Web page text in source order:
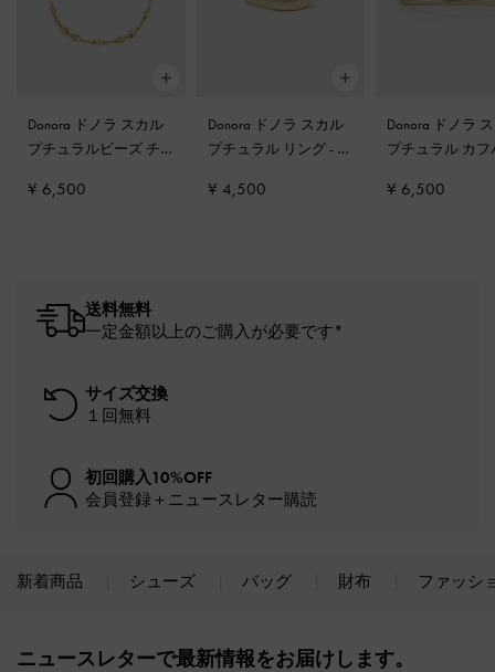
Donora ドノラ スカル
プチュラルビーズ チ
レット-ゴールド
¥ 6,500
Donora ドノラ スカル
プチュラル リング- ゴ
¥ 4,500
Donora ドノラ
プチュラル カフ
¥ 6,500
送料無料
一定金額以上のご購入が必要です*
サイズ交換
１回無料
初回購入10%OFF
会員登録＋ニュースレター購読
新着商品 シューズ バッグ 財布 ファッシ
ニュースレターで最新情報をお届けします。​